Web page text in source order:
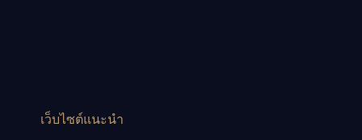
เว็บไซต์แนะนำ